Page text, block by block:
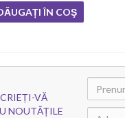
ÎN COŞ
VĂ
NOUTĂȚILE